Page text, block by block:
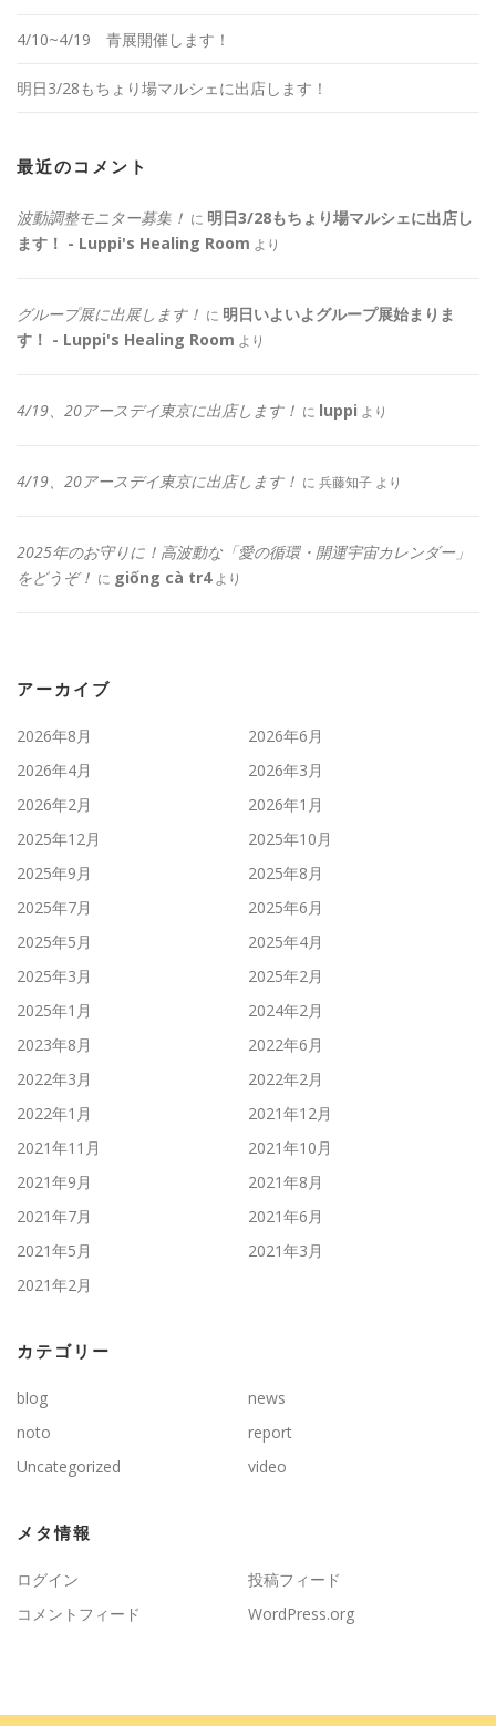
4/10~4/19 青展開催します！
明日3/28もちょり場マルシェに出店します！
最近のコメント
波動調整モニター募集！ に 明日3/28もちょり場マルシェに出店し
ます！ - Luppi's Healing Room より
グループ展に出展します！ に 明日いよいよグループ展始まりま
す！ - Luppi's Healing Room より
4/19、20アースデイ東京に出店します！ に luppi より
4/19、20アースデイ東京に出店します！ に 兵藤知子 より
2025年のお守りに！高波動な「愛の循環・開運宇宙カレンダー」
をどうぞ！ に giống cà tr4より
アーカイブ
2026年8月
2026年6月
2026年4月
2026年3月
2026年2月
2026年1月
2025年12月
2025年10月
2025年9月
2025年8月
2025年7月
2025年6月
2025年5月
2025年4月
2025年3月
2025年2月
2025年1月
2024年2月
2023年8月
2022年6月
2022年3月
2022年2月
2022年1月
2021年12月
2021年11月
2021年10月
2021年9月
2021年8月
2021年7月
2021年6月
2021年5月
2021年3月
2021年2月
カテゴリー
blog
news
noto
report
Uncategorized
video
メタ情報
ログイン
投稿フィード
コメントフィード
WordPress.org